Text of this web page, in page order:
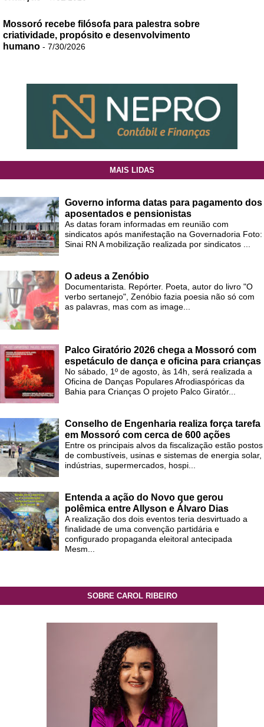
Mossoró recebe filósofa para palestra sobre
criatividade, propósito e desenvolvimento
humano - 7/30/2026
MAIS LIDAS
Governo informa datas para pagamento dos
aposentados e pensionistas
As datas foram informadas em reunião com
sindicatos após manifestação na Governadoria Foto:
Sinai RN A mobilização realizada por sindicatos ...
O adeus a Zenóbio
Documentarista. Repórter. Poeta, autor do livro "O
verbo sertanejo", Zenóbio fazia poesia não só com
as palavras, mas com as image...
Palco Giratório 2026 chega a Mossoró com
espetáculo de dança e oficina para crianças
No sábado, 1º de agosto, às 14h, será realizada a
Oficina de Danças Populares Afrodiaspóricas da
Bahia para Crianças O projeto Palco Giratór...
Conselho de Engenharia realiza força tarefa
em Mossoró com cerca de 600 ações
Entre os principais alvos da fiscalização estão postos
de combustíveis, usinas e sistemas de energia solar,
indústrias, supermercados, hospi...
Entenda a ação do Novo que gerou
polêmica entre Allyson e Álvaro Dias
A realização dos dois eventos teria desvirtuado a
finalidade de uma convenção partidária e
configurado propaganda eleitoral antecipada
Mesm...
SOBRE CAROL RIBEIRO